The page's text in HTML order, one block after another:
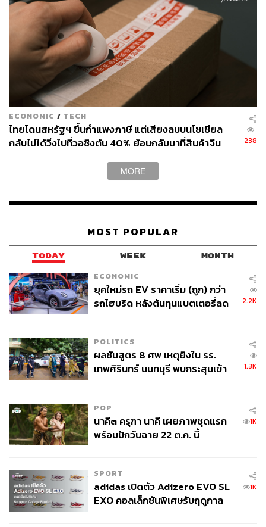
ประเด็นที่ 5: 1 ใน 3 ของประชากรหลังวัยเกษียณยังคง
เป็นหนี้ ซึ่งมากกว่า 10% เป็นหนี้เสีย
มีอายุระหว่าง 60-80 ปียังคงมีหนี้ในระบบ ซึ่งเพิ่มขึ้นจากปี
2561 ที่อยู่ที่ 20% ของประชากรในช่วงอายุดังกล่าว ขณะที่
ปริมาณหนี้ก็ยังค่อนข้างสูงเฉลี่ย 1.02 แสนบาทต่อคน ซึ่งสูง
เมื่อเทียบกับปริมาณหนี้ในระบบของประชากรในช่วงวัย
ทำงาน (อายุ 25-35 ปี) ที่เฉลี่ยอยู่ที่ 9.7 หมื่นบาทต่อคน ยิ่งกว่า
นั้น สัดส่วนหนี้เสียที่เกิดขึ้นจากบัญชีลูกหนี้ในช่วงอายุ 60-70
ปี ยังค่อนข้างสูงถึง 14% ของบัญชีหนี้ในระบบ ซึ่งกลุ่มนี้กำลัง
ช่วงบั้นปลายชีวิตค่อนข้างต่ำ สวนทางกับค่าใช้จ่ายด้าน
สุขภาพที่นับวันจะเพิ่มขึ้นตามอายุ
ttb analytics มองว่าประเด็นเรื่องหนี้ครัวเรือนไทยที่กล่าวมา
ข้างต้น สะท้อนให้เห็นว่าคนไทยทุกช่วงวัยกำลังประสบ
ชำระหนี้ ก่อหนี้วนลูป จนกลายเป็นหนี้พอกเรื้อรัง ซึ่งสามารถ
แบ่งออกได้เป็น 3 ช่วงวัย
ECONOMIC / TECH
ไทยโดนสหรัฐฯ ขึ้นกำแพงภาษี แต่เสียงลบบนโซเชียล
กลับไม่ได้วิ่งไปที่วอชิงตัน 40% ย้อนกลับมาที่สินค้าจีน
238
MORE
MOST POPULAR
TODAY WEEK MONTH
ECONOMIC
ยุคใหม่รถ EV ราคาเริ่ม (ถูก) กว่า
รถไฮบริด หลังต้นทุนแบตเตอรี่ลด
2.2K
POLITICS
ผลชันสูตร 8 ศพ เหตุยิงใน รร.
เทพศิรินทร์ นนทบุรี พบกระสุนเข้า
1.3K
POP
นาคี๓ ครุฑา นาคี เผยภาพชุดแรก
พร้อมปักวันฉาย 22 ต.ค. นี้
1K
SPORT
adidas เปิดตัว Adizero EVO SL
EXO คอลเล็กชันพิเศษรับฤดูกาล
1K